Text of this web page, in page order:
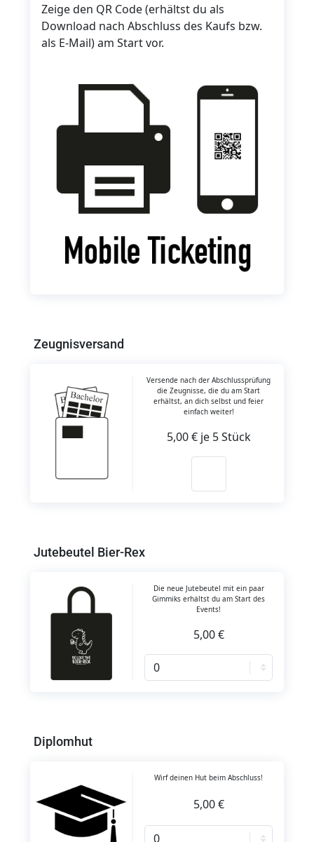
Zeige den QR Code (erhältst du als
Download nach Abschluss des Kaufs bzw.
als E-Mail) am Start vor.
Zeugnisversand
Versende nach der Abschlussprüfung
die Zeugnisse, die du am Start
erhältst, an dich selbst und feier
einfach weiter!
5,00 € je 5 Stück
Jutebeutel Bier-Rex
Die neue Jutebeutel mit ein paar
Gimmiks erhältst du am Start des
Events!
5,00 €
Diplomhut
Wirf deinen Hut beim Abschluss!
5,00 €